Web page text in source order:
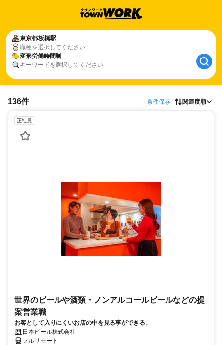
東京都板橋駅
職種を選択してください
変形労働時間制
キーワードを選択してください
136件 条件保存 関連度順
正社員
世界のビールや酒類・ノンアルコールビールなどの提
案営業職
お客として入りにくいお店の中を見る事ができる。
日本ビール株式会社
フルリモート